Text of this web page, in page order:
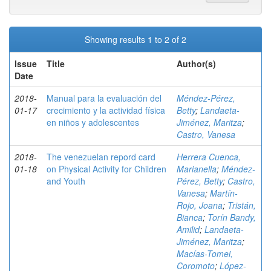
Showing results 1 to 2 of 2
Issue
Date
Title Author(s)
2018-
01-17
Manual para la evaluación del
crecimiento y la actividad física
en niños y adolescentes
Méndez-Pérez,
Betty; Landaeta-
Jiménez, Maritza;
Castro, Vanesa
2018-
01-18
The venezuelan repord card
on Physical Activity for Children
and Youth
Herrera Cuenca,
Marianella; Méndez-
Pérez, Betty; Castro,
Vanesa; Martín-
Rojo, Joana; Tristán,
Bianca; Torín Bandy,
Amilid; Landaeta-
Jiménez, Maritza;
Macías-Tomei,
Coromoto; López-